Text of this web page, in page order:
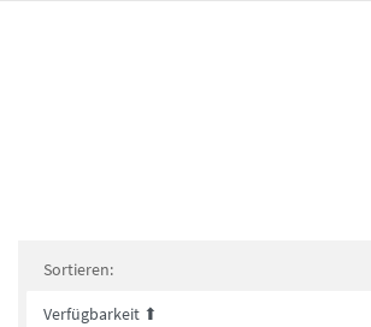
Sortieren: